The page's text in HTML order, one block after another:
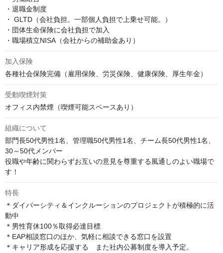
・退職金制度
・ GLTD（会社負担。一部個人負担で上乗せ可能。）
・団体生命保険に会社負担で加入
・職場積立NISA（会社からの補助金あり）
加入保険
各種社会保険完備（雇用保険、労災保険、健康保険、厚生年金）
受動喫煙対策
オフィス内禁煙（喫煙可能スペースあり）
組織について
部門長50代男性1名、管理職50代男性1名、チーム長50代男性1名、
30～50代メンバー
役職や年齢に関わらずお互いの意見を尊重する風通しのよい職場で
す！
特長
＊ダイバーシティ＆インクルーションのプロジェクトが積極的に活
動中
＊男性育休100％取得必達目標
＊EAP相談窓口のほか、気軽に相談できる窓口を設置
＊キャリア形成を応援する　また社内公募制度を導入予定。